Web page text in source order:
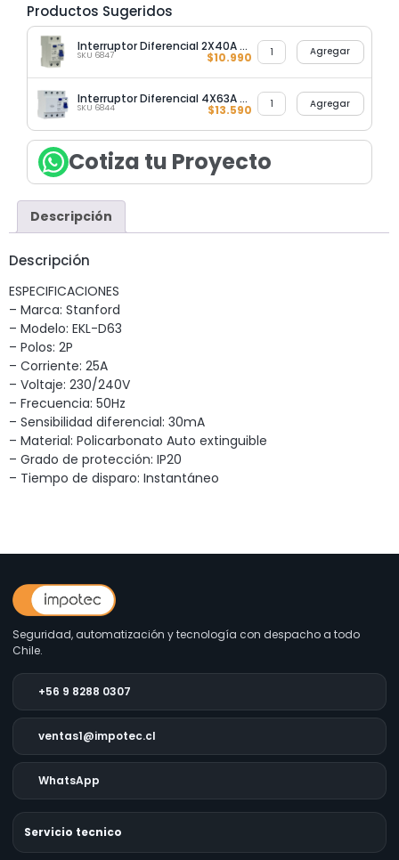
Productos Sugeridos
Interruptor Diferencial 2X40A 30MA Stanford
SKU 6847 $10.990 Agregar
Interruptor Diferencial 4X63A 30MA Stanford
SKU 6844 $13.590 Agregar
Cotiza tu Proyecto
Descripción
Descripción
ESPECIFICACIONES
– Marca: Stanford
– Modelo: EKL-D63
– Polos: 2P
– Corriente: 25A
– Voltaje: 230/240V
– Frecuencia: 50Hz
– Sensibilidad diferencial: 30mA
– Material: Policarbonato Auto extinguible
– Grado de protección: IP20
– Tiempo de disparo: Instantáneo
Seguridad, automatización y tecnología con despacho a todo
Chile.
+56 9 8288 0307
ventas1@impotec.cl
WhatsApp
Servicio tecnico